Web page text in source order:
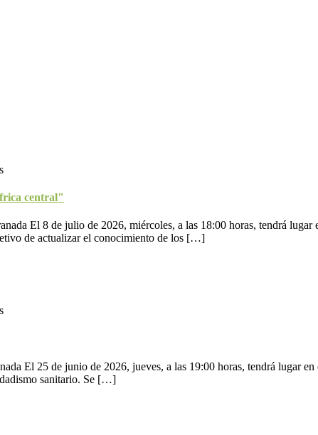
central"
El 8 de julio de 2026, miércoles, a las 18:00 horas, tendrá
de actualizar el conocimiento de los […]
El 25 de junio de 2026, jueves, a las 19:00 horas, tendrá lugar
sanitario. Se […]